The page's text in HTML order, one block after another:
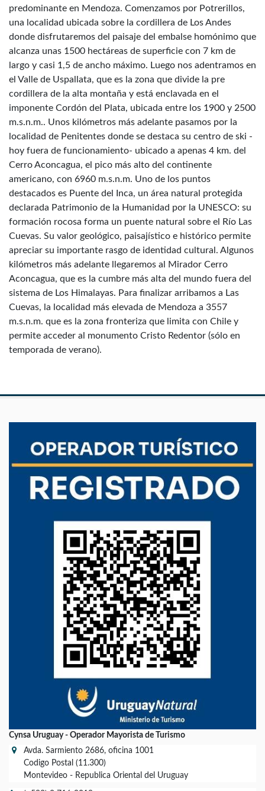
predominante en Mendoza. Comenzamos por Potrerillos,
una localidad ubicada sobre la cordillera de Los Andes
donde disfrutaremos del paisaje del embalse homónimo que
alcanza unas 1500 hectáreas de superficie con 7 km de
largo y casi 1,5 de ancho máximo. Luego nos adentramos en
el Valle de Uspallata, que es la zona que divide la pre
cordillera de la alta montaña y está enclavada en el
imponente Cordón del Plata, ubicada entre los 1900 y 2500
m.s.n.m.. Unos kilómetros más adelante pasamos por la
localidad de Penitentes donde se destaca su centro de ski -
hoy fuera de funcionamiento- ubicado a apenas 4 km. del
Cerro Aconcagua, el pico más alto del continente
americano, con 6960 m.s.n.m. Uno de los puntos
destacados es Puente del Inca, un área natural protegida
declarada Patrimonio de la Humanidad por la UNESCO: su
formación rocosa forma un puente natural sobre el Río Las
Cuevas. Su valor geológico, paisajístico e histórico permite
apreciar su importante rasgo de identidad cultural. Algunos
kilómetros más adelante llegaremos al Mirador Cerro
Aconcagua, que es la cumbre más alta del mundo fuera del
sistema de Los Himalayas. Para finalizar arribamos a Las
Cuevas, la localidad más elevada de Mendoza a 3557
m.s.n.m. que es la zona fronteriza que limita con Chile y
permite acceder al monumento Cristo Redentor (sólo en
temporada de verano).
Cynsa Uruguay - Operador Mayorista de Turismo
Avda. Sarmiento 2686, oficina 1001
Codigo Postal (11.300)
Montevideo - Republica Oriental del Uruguay